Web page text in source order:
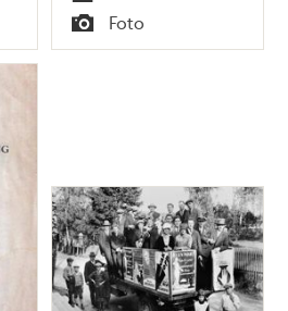
Tid
Typ
Foto